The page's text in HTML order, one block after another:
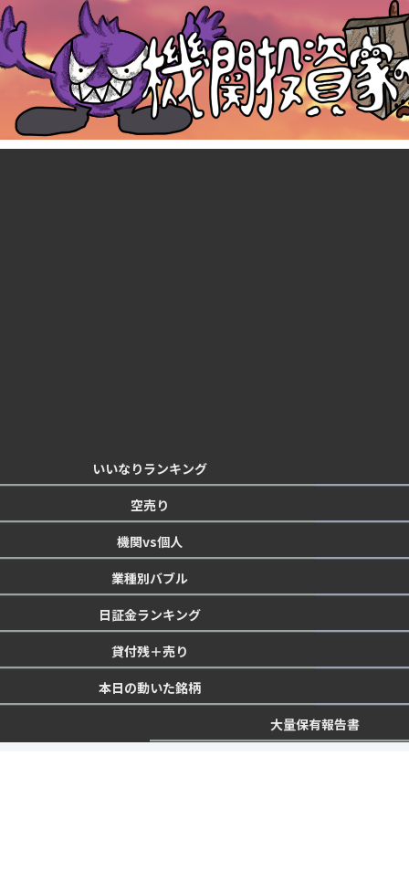
いいなりランキング
空売り
機関vs個人
業種別バブル
日証金ランキング
貸付残＋売り
本日の動いた銘柄
大量保有報告書